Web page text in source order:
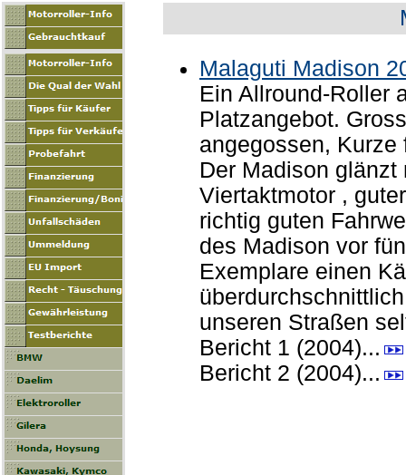
Malaguti Madison
Ein Allround-Roller
Platzangebot.
angegossen,
Der Madison
Viertaktmotor ,
richtig guten
des Madison vor
Exemplare einen
unseren Straßen
Bericht 1 (2004)...
Bericht 2 (2004)...